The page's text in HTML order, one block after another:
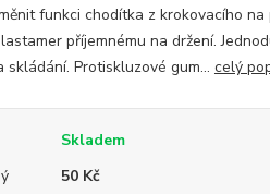
funkci chodítka z krokovacího na
příjemnému na držení.
Protiskluzové gum... celý
Skladem
50 Kč